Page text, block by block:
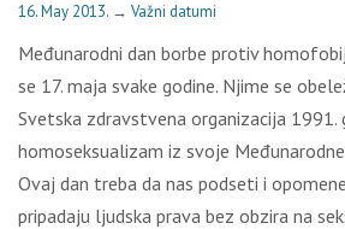
16. May 2013. → Važni datumi
Međunarodni dan borbe protiv
se 17. maja svake godine. Njime se
Svetska zdravstvena organizacija 1991.
homoseksualizam iz svoje
Ovaj dan treba da nas podseti i
pripadaju ljudska prava bez obzira na